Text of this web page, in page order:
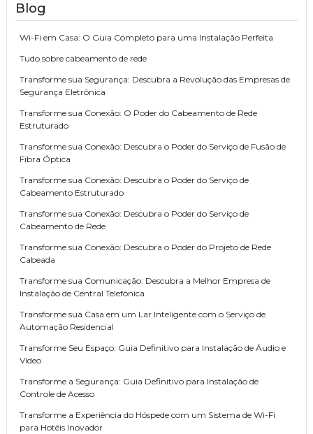
Blog
Wi-Fi em Casa: O Guia Completo para uma Instalação Perfeita
Tudo sobre cabeamento de rede
Transforme sua Segurança: Descubra a Revolução das Empresas de
Segurança Eletrônica
Transforme sua Conexão: O Poder do Cabeamento de Rede
Estruturado
Transforme sua Conexão: Descubra o Poder do Serviço de Fusão de
Fibra Óptica
Transforme sua Conexão: Descubra o Poder do Serviço de
Cabeamento Estruturado
Transforme sua Conexão: Descubra o Poder do Serviço de
Cabeamento de Rede
Transforme sua Conexão: Descubra o Poder do Projeto de Rede
Cabeada
Transforme sua Comunicação: Descubra a Melhor Empresa de
Instalação de Central Telefônica
Transforme sua Casa em um Lar Inteligente com o Serviço de
Automação Residencial
Transforme Seu Espaço: Guia Definitivo para Instalação de Áudio e
Vídeo
Transforme a Segurança: Guia Definitivo para Instalação de
Controle de Acesso
Transforme a Experiência do Hóspede com um Sistema de Wi-Fi
para Hotéis Inovador